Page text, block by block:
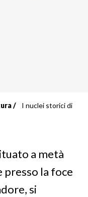
I nuclei storici di
a metà
presso la foce
si